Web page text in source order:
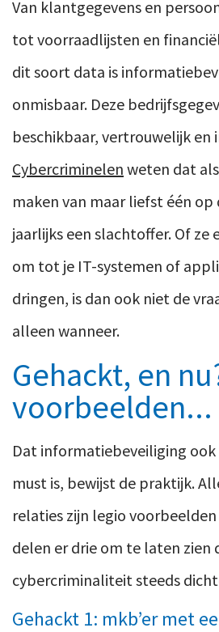
Van klantgegevens en
tot voorraadlijsten en
dit soort data is
onmisbaar. Deze
beschikbaar, vertrouwelijk en
Cybercriminelen weten dat
maken van maar liefst één
jaarlijks een slachtoffer. Of ze
om tot je IT-systemen of
dringen, is dan ook niet de
alleen wanneer.
Gehackt, en
voorbeelden...
Dat informatiebeveiliging ook
must is, bewijst de praktijk.
relaties zijn legio
delen er drie om te laten zien
cybercriminaliteit steeds
Gehackt 1: mkb’er met